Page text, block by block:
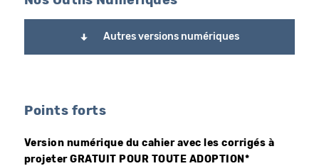
Autres versions numériques
Points forts
Version numérique du cahier avec les corrigés à
projeter GRATUIT POUR TOUTE ADOPTION*